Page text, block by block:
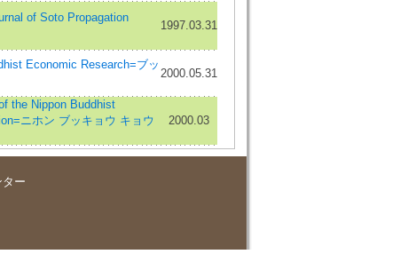
of Soto Propagation
1997.03.31
Economic Research=ブッ
2000.05.31
the Nippon Buddhist
ニホン ブッキョウ キョウ
2000.03
ー